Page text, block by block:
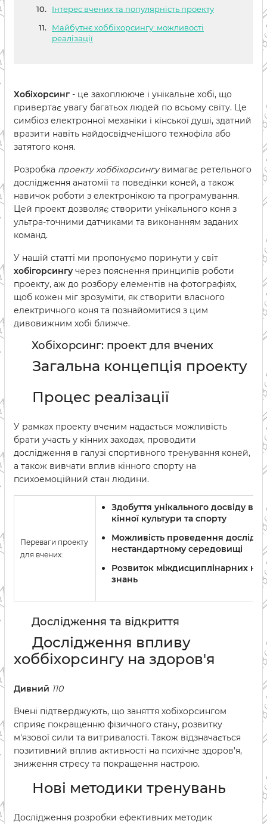
Інтерес вчених та популярність проекту
Майбутнє хоббіхорсингу: можливості
реалізації
Хобіхорсинг - це захоплююче і унікальне хобі, що
привертає увагу багатьох людей по всьому світу. Це
симбіоз електронної механіки і кінської душі, здатний
вразити навіть найдосвідченішого технофіла або
затятого коня.
Розробка проекту хоббіхорсингувимагає ретельного
дослідження анатомії та поведінки коней, а також
навичок роботи з електронікою та програмування.
Цей проект дозволяє створити унікального коня з
ультра-точними датчиками та виконанням заданих
команд.
У нашій статті ми пропонуємо поринути у світ
хобігорсингу через пояснення принципів роботи
проекту, аж до розбору елементів на фотографіях,
щоб кожен міг зрозуміти, як створити власного
електричного коня та познайомитися з цим
дивовижним хобі ближче.
Хобіхорсинг: проект для вчених
Загальна концепція проекту
Процес реалізації
У рамках проекту вченим надається можливість
брати участь у кінних заходах, проводити
дослідження в галузі спортивного тренування коней,
а також вивчати вплив кінного спорту на
психоемоційний стан людини.
Переваги проекту
для вчених:
Здобуття унікального досвіду в
кінної культури та спорту
Можливість проведення
нестандартному середовищі
Розвиток міждисциплінарних
знань
Дослідження та відкриття
Дослідження впливу
хоббіхорсингу на здоров'я
Дивний 110
Вчені підтверджують, що заняття хобіхорсингом
сприяє покращенню фізичного стану, розвитку
м'язової сили та витривалості. Також відзначається
позитивний вплив активності на психічне здоров'я,
зниження стресу та покращення настрою.
Нові методики тренувань
Дослідження розробки ефективних методик